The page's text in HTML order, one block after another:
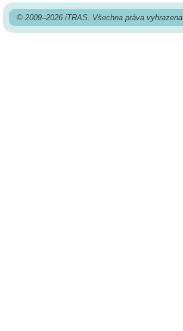
© 2009–2026 iTRAS. Všechna práva vyhrazena.